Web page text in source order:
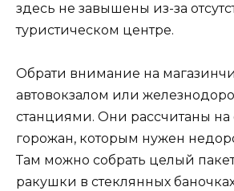
здесь не завышены из-за
туристическом центре.
Обрати внимание на
автовокзалом или
станциями. Они рассчитаны
горожан, которым нужен
Там можно собрать целый
ракушки в стеклянных